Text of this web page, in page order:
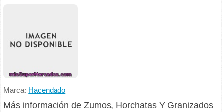
Marca: Hacendado
Más información de Zumos, Horchatas Y Granizados